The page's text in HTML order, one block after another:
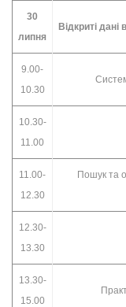
30
липня
Відкриті дані
9.00-
10.30
10.30-
11.00
11.00-
12.30
Пошук та
12.30-
13.30
13.30-
15.00